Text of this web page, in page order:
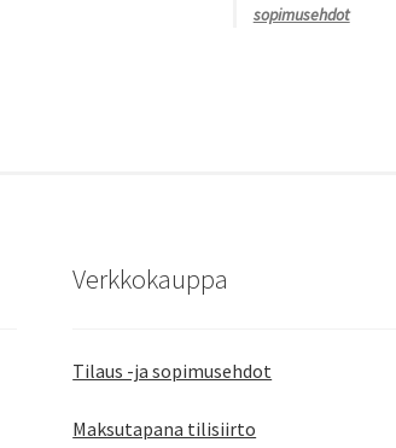
sopimusehdot
Verkkokauppa
Tilaus -ja sopimusehdot
Maksutapana tilisiirto